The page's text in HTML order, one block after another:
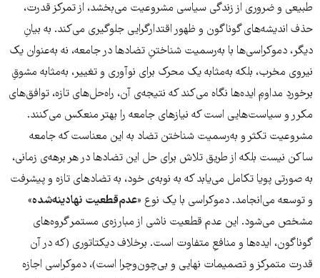
طبیعی و ضروری از زندگی سیاسی مشروعیت می‌بخشد، از تمرکز قدرت،
حذف اندیشه‌های گوناگون و ظهور اقتدارگرایی جلوگیری می‌کند. به بیانِ
دیگر، دموکراسی‌ها با به‌رسمیت شناختنِ تضادها در جامعه، نه به‌عنوان یک
نیروی مخرب، بلکه به‌مثابه یک محرک برای نوآوری و تغییر، به‌مثابه مشوقِ
برخوردِ مداومِ ایده‌ها نگاه می‌کند که نتیجه‌ی آن، راه‌حل‌های تازه، توافق‌های
مکرر و سیاست‌هایی است که نیازهای جامعه را بهتر منعکس می‌کنند.
مشروعیت تکثر و به‌رسمیت شناختن تضاد به این معناست که جامعه
ساکن نیست بلکه از طریق تلاش برای حل این تضادها در هر برهه‌ی زمانی،
به صورتی پویا تکامل می‌یابد که به نوبه‌ی خود، به تضاد‌های تازه و پیشرفت
و توسعه می‌انجامد. دموکراسی با یک نوع «عدم‌قطعیت نهادینه‌شده»
مشخص می‌شود. این عدم قطعیت ناشی از مبارزه‌ی مستمر گروه‌های
گوناگون، ایده‌ها و منافعِ متفاوت است. برخلاف دیکتاتوری (که در آن
قدرت متمرکز و تصمیمات نهایی و بی‌چون‌و‌چرا است)، دموکراسی اجازه